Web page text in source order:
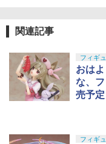
関連記事
フィギ
おは
な、
売予定
フィギ